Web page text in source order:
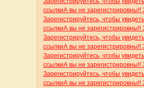
ссылкиА вы не зарегистрировны!!
Зарегистрируйтесь, чтобы
ссылкиА вы не зарегистрировны!!
Зарегистрируйтесь, чтобы
ссылкиА вы не зарегистрировны!!
Зарегистрируйтесь, чтобы
ссылкиА вы не зарегистрировны!!
Зарегистрируйтесь, чтобы
ссылкиА вы не зарегистрировны!!